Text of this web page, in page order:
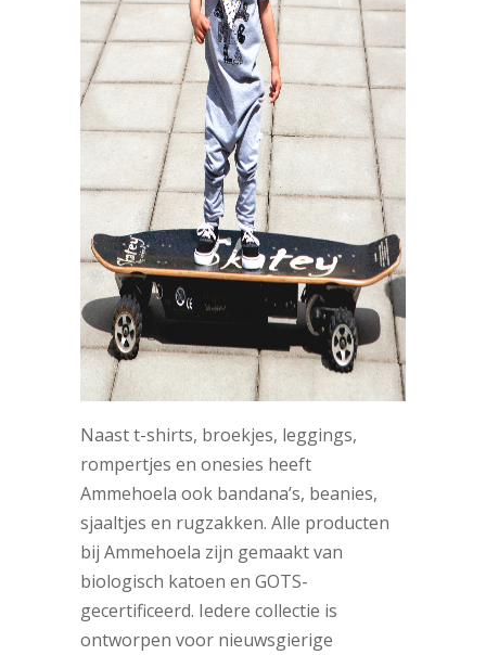
Naast t-shirts, broekjes, leggings,
rompertjes en onesies heeft
Ammehoela ook bandana’s, beanies,
sjaaltjes en rugzakken. Alle producten
bij Ammehoela zijn gemaakt van
biologisch katoen en GOTS-
gecertificeerd. Iedere collectie is
ontworpen voor nieuwsgierige